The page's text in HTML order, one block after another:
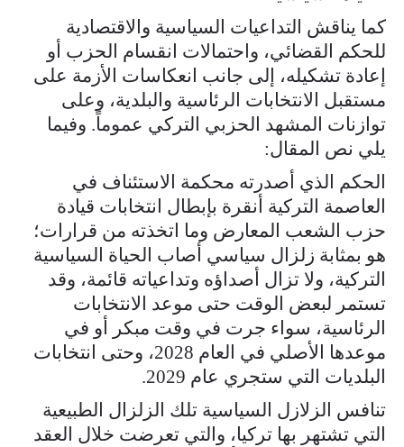
كما يناقش التداعيات السياسية والاقتصادية
للحكم القضائي، واحتمالات انقسام الحزب أو
إعادة تشكيله، إلى جانب انعكاسات الأزمة على
مستقبل الانتخابات الرئاسية والبلدية، وعلى
توازنات المشهد الحزبي التركي عموماً. وفيما
يلي نص المقال:
الحكم الذي أصدرته محكمة الاستئناف في
العاصمة التركية أنقرة بإبطال انتخابات قيادة
حزب الشعب المعارض وما اتخذته من قرارات؛
هو بمثابة زلزال سياسي أصاب الحياة السياسية
التركية، ولا تزال أصداؤه وتداعياته قائمة، وقد
تستمر لبعض الوقت حتى موعد الانتخابات
الرئاسية، سواء جرت في وقت مبكر أو في
موعدها الأصلي في العام 2028، وحتى انتخابات
البلديات التي ستجري عام 2029.
تنافس الزلازل السياسية تلك الزلزال الطبيعية
التي تشتهر بها تركيا، والتي تعرضت خلال العقد